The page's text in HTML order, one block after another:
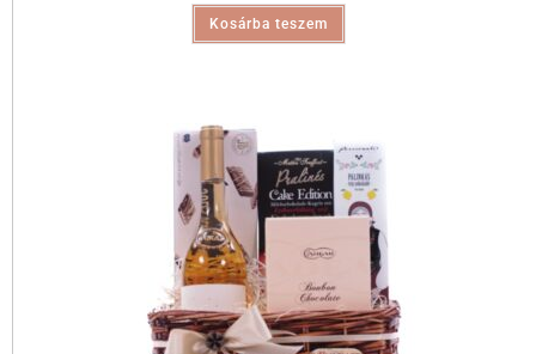
Kosárba teszem